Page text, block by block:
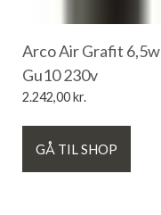
Arco Air Grafit
Gu10 230v
2.242,00kr.
GÅ TIL SHOP